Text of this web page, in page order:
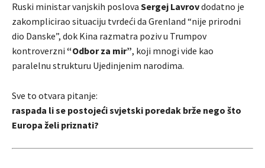
Ruski ministar vanjskih poslova Sergej Lavrovdodatno je
zakomplicirao situaciju tvrdeći da Grenland “nije prirodni
dio Danske”, dok Kina razmatra poziv u Trumpov
kontroverzni “Odbor za mir”, koji mnogi vide kao
paralelnu strukturu Ujedinjenim narodima.
Sve to otvara pitanje:
raspada li se postojeći svjetski poredak brže nego što
Europa želi priznati?